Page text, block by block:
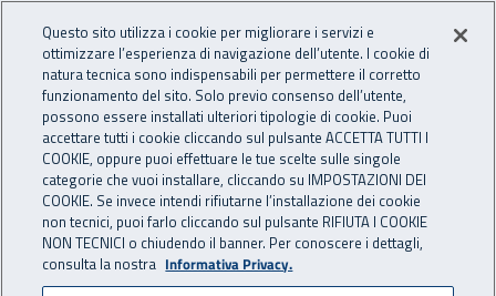
INAIL - Istituto Nazionale
Apri cerca
Navigazione principale
Navigazione - Ti trovi in:
Home Atti e documenti Circolari Inail
11 settembre 2020
11 settembre 2020
Questo sito utilizza i cookie per migliorare i servizi e
ottimizzare l’esperienza di navigazione dell’utente. I cookie di
natura tecnica sono indispensabili per permettere il corretto
funzionamento del sito. Solo previo consenso dell’utente,
possono essere installati ulteriori tipologie di cookie. Puoi
accettare tutti i cookie cliccando sul pulsante ACCETTA TUTTI I
COOKIE, oppure puoi effettuare le tue scelte sulle singole
categorie che vuoi installare, cliccando su IMPOSTAZIONI DEI
COOKIE. Se invece intendi rifiutarne l’installazione dei cookie
non tecnici, puoi farlo cliccando sul pulsante RIFIUTA I COOKIE
NON TECNICI o chiudendo il banner. Per conoscere i dettagli,
consulta la nostra Informativa Privacy.